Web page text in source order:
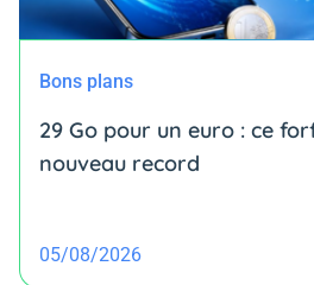
Bons plans
29 Go pour un euro : ce
nouveau record
05/08/2026